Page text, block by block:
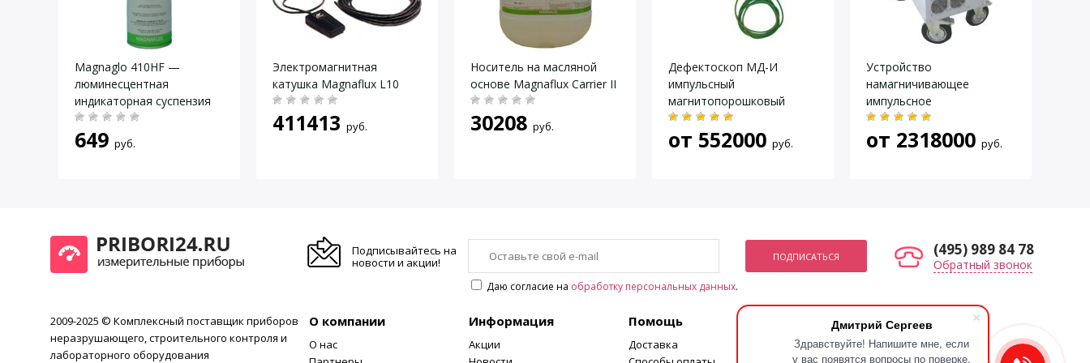
Дмитрий Сергеев
Здравствуйте! Напишите мне, если
у вас появятся вопросы по поверке,
1 шт.
Средства для проведения МПК
1 к-кт
Сумка для переноски
* — исполнение намагничивающего устройства оговаривается при заказе.
Даю согласие наобработку персональных данных.
Magnaglo 410HF —
люминесцентная
индикаторная суспензия
649 руб.
Электромагнитная
катушка Magnaflux L10
411413 руб.
Носитель на масляной
основе Magnaflux Carrier II
30208 руб.
Дефектоскоп МД-И
импульсный
магнитопорошковый
(экспертный УФ комплект)
от 552000 руб.
Устройство
намагничивающее
импульсное
УНИ-2000/4000
от 2318000 руб.
Подписывайтесь на
новости и акции!
Даю согласие на обработку персональных данных.
(495) 989 84 78
Обратный звонок
2009-2025 © Комплексный поставщик приборов
неразрушающего, строительного контроля и
лабораторного оборудования
О компании
О нас
Информация
Акции
Помощь
Доставка
Мы в социальных сетях